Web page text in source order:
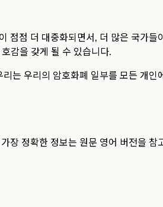
점 더 대중화되면서, 더 많은 국가
감을 갖게 될 수 있습니다.
우리의 암호화폐 일부를 모든 개인
장 정확한 정보는 원문 영어 버전을 참